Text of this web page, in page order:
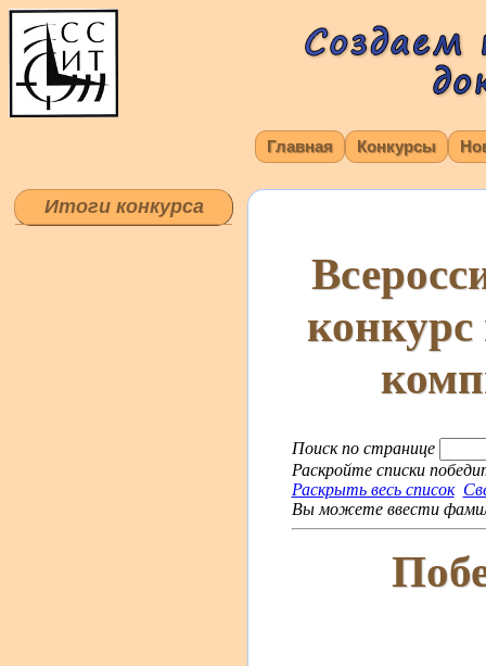
Главная Конкурсы
Итоги конкурса
Поиск по странице
Раскройте списки
Раскрыть весь список
Вы можете ввести